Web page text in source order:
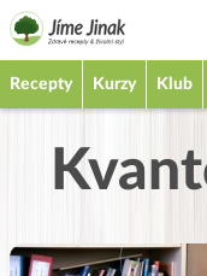
Recepty Kurzy Klub